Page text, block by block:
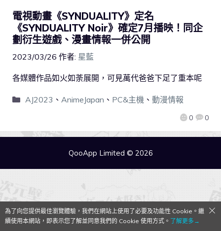
電視動畫《SYNDUALITY》定名
《SYNDUALITY Noir》確定7月播映！同企
劃衍生遊戲、漫畫情報一併公開
2023/03/26 作者: 星藍
0 0
各媒體作品如火如荼展開，可見萬代爸爸下足了重本呢
AJ2023 、 AnimeJapan 、 PC&主機、 動漫情報
QooApp Limited © 2026
為了向您提供最佳瀏覽體驗，我們在網站上使用了必要及功能性 Cookie。繼
續使用本網站，即表示您了解並同意我們的 Cookie 使用方式。 了解更多→